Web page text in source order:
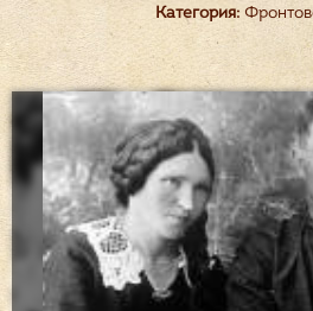
Категория: